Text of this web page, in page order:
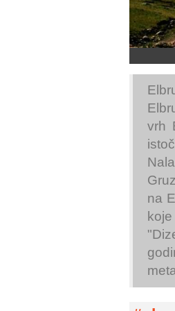
vrh
na